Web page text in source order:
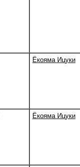
Ёкояма Ицуки
Ёкояма Ицуки